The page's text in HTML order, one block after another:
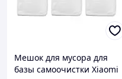
Мешок для мусора для
базы самоочистки Xiaomi